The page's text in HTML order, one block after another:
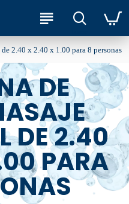
2.40 x 2.40 x 1.00 para 8 personas
DE
DE 2.40
PARA